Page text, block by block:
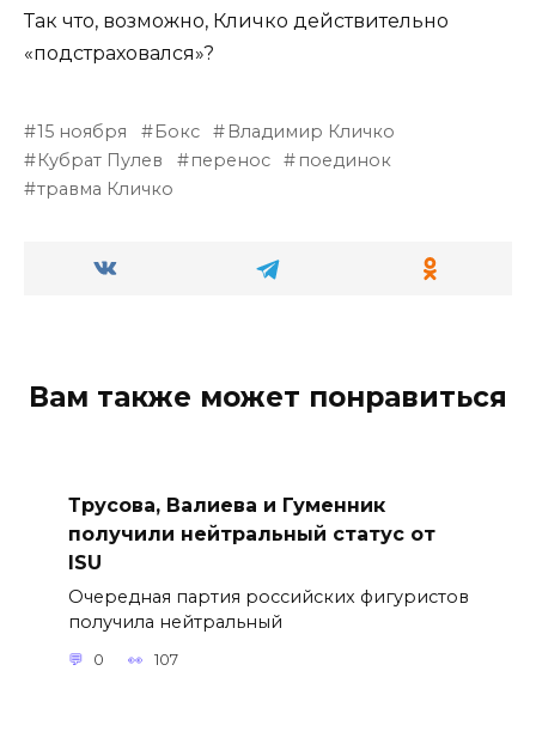
Так что, возможно, Кличко действительно
«подстраховался»?
15 ноября Бокс
Владимир Кличко
Кубрат Пулев
перенос
поединок
травма Кличко
Вам также может понравиться
Трусова, Валиева и Гуменник
получили нейтральный статус от
ISU
Очередная партия российских фигуристов
получила нейтральный
0 107